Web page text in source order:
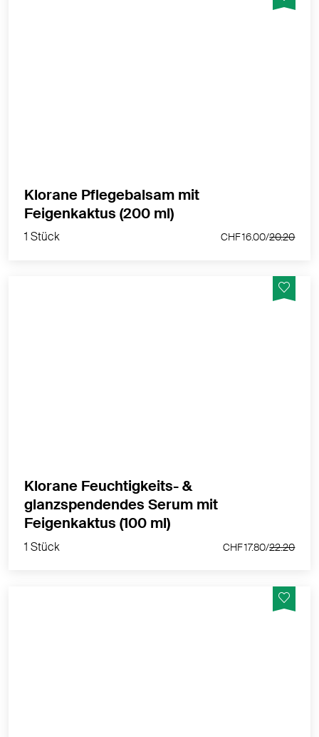
1 Stück
Klorane Pflegebalsam mit
Feigenkaktus (200 ml)
1 Stück CHF 16.00/20.20
1 Stück
Klorane Feuchtigkeits- &
glanzspendendes Serum mit
Feigenkaktus (100 ml)
1 Stück CHF 17.80/22.20